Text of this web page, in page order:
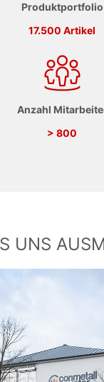
Produktportfolio
17.500 Artikel
Anzahl
> 800
UNS